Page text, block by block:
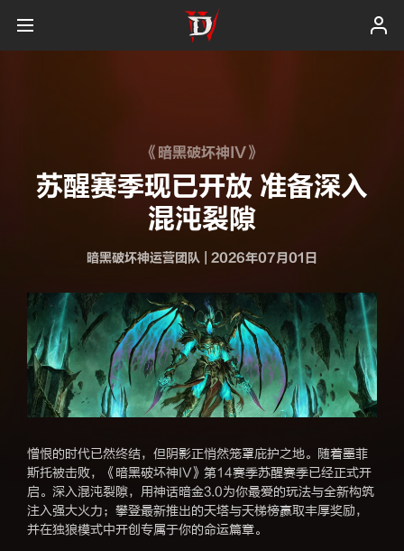
《暗黑破坏神IV》
苏醒赛季现已开放 准备深入
混沌裂隙
暗黑破坏神运营团队 2026年07月01日
憎恨的时代已然终结，但阴影正悄然笼罩庇护之地。随着墨菲
斯托被击败，《暗黑破坏神IV》第14赛季苏醒赛季已经正式开
启。深入混沌裂隙，用神话暗金3.0为你最爱的玩法与全新构筑
注入强大火力；攀登最新推出的天塔与天梯榜赢取丰厚奖励，
并在独狼模式中开创专属于你的命运篇章。